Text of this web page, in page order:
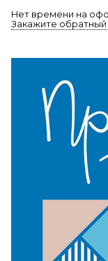
Нет времени на
Закажите обратный